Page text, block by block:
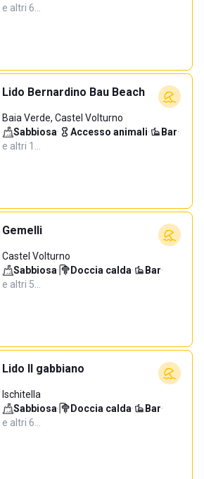
e altri 6…
Lido Bernardino Bau Beach
Baia Verde, Castel Volturno
Sabbiosa· Accesso animali· Bar·
e altri 1…
Gemelli
Castel Volturno
Sabbiosa· Doccia calda· Bar·
e altri 5…
Lido Il gabbiano
Ischitella
Sabbiosa· Doccia calda· Bar·
e altri 6…